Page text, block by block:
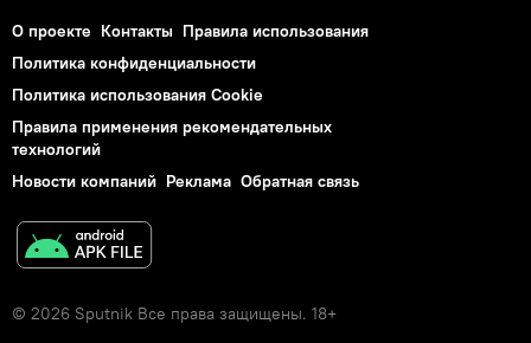
О проекте Контакты Правила использования
Политика конфиденциальности
Политика использования Cookie
Правила применения рекомендательных
технологий
Новости компаний Реклама Обратная связь
© 2026 Sputnik Все права защищены. 18+